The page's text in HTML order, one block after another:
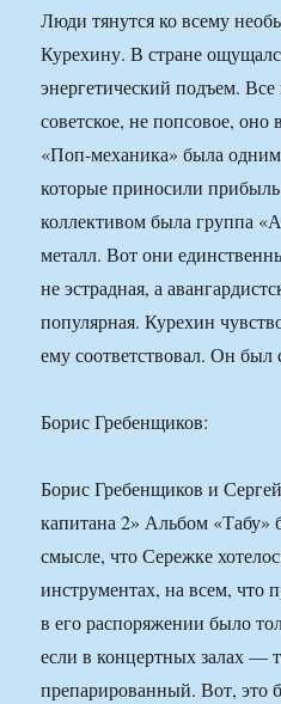
Люди тянутся ко всему
Курехину. В стране
энергетический подъем.
советское, не попсовое,
«Поп-механика» была одним
которые приносили
коллективом была группа
металл. Вот они
не эстрадная, а
популярная. Курехин
ему соответствовал. Он
Борис Гребенщиков:
Борис Гребенщиков и
капитана 2» Альбом
смысле, что Сережке
инструментах, на всем, что
в его распоряжении было
если в концертных залах —
препарированный. Вот, это